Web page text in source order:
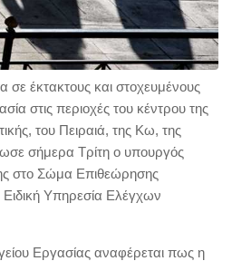
έκτακτους και στοχευμένους
στις περιοχές του κέντρου της
του Πειραιά, της Κω, της
σήμερα Τρίτη ο υπουργός
στο Σώμα Επιθεώρησης
Υπηρεσία Ελέγχων
Εργασίας αναφέρεται πως η